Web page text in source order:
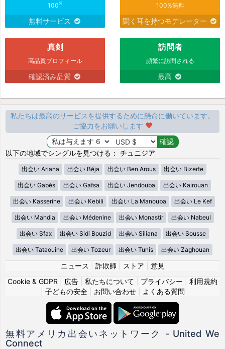
100%
無料サービス
100%無料
聞く耳を持つモデレーター
真剣
高品質プロフィール
確認済み品質
訪問者
頻繁に訪問される
最高
私たちは最高のサービスを提供するために懸命に働いています。
ご協力をお願いします
以下の地域でシングルを見つける： チュニジア
出会い Ariana 出会い Béja 出会い Ben Arous 出会い Bizerte
出会い Gabès 出会い Gafsa 出会い Jendouba 出会い Kairouan
出会い Kasserine 出会い Kebili 出会い La Manouba 出会い Le Kef
出会い Mahdia 出会い Médenine 出会い Monastir 出会い Nabeul
出会い Sfax 出会い Sidi Bouzid 出会い Siliana 出会い Sousse
出会い Tataouine 出会い Tozeur 出会い Tunis 出会い Zaghouan
ニュース 詐欺師 ストア
意見
Cookie & GDPR
広告 私たちについて プライバシー
利用規約
子どもの安全| お問い合わせ| よくある質問
無料アメリカ出会いネットワーク - United We
Connect